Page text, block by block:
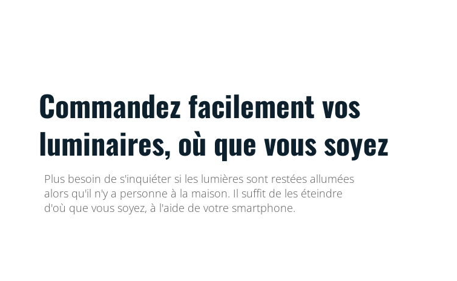
Commandez facilement vos
luminaires, où que vous soyez
Plus besoin de s'inquiéter si les lumières sont restées allumées
alors qu'il n'y a personne à la maison. Il suffit de les éteindre
d'où que vous soyez, à l'aide de votre smartphone.